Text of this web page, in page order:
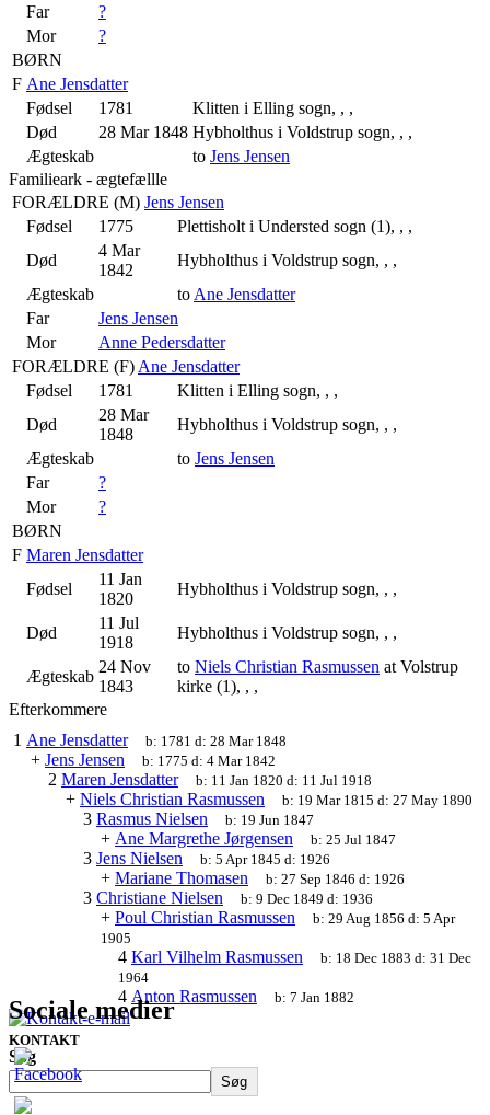
Far
?
Mor
?
BØRN
F Ane Jensdatter
Fødsel
1781
Klitten i Elling sogn, , ,
Død
28 Mar 1848 Hybholthus i Voldstrup sogn, , ,
Ægteskab
to Jens Jensen
Familieark - ægtefællle
FORÆLDRE (M) Jens Jensen
Fødsel
1775
Plettisholt i Understed sogn (1), , ,
Død
4 Mar
1842
Hybholthus i Voldstrup sogn, , ,
Ægteskab
to Ane Jensdatter
Far
Jens Jensen
Mor
Anne Pedersdatter
FORÆLDRE (F) Ane Jensdatter
Fødsel
1781
Klitten i Elling sogn, , ,
Død
28 Mar
1848
Hybholthus i Voldstrup sogn, , ,
Ægteskab
to Jens Jensen
Far
?
Mor
?
BØRN
F Maren Jensdatter
Fødsel
11 Jan
1820
Hybholthus i Voldstrup sogn, , ,
Død
11 Jul
1918
Hybholthus i Voldstrup sogn, , ,
Ægteskab
24 Nov
1843
to Niels Christian Rasmussen at Volstrup
kirke (1), , ,
Efterkommere
1 Ane Jensdatter b: 1781 d:28 Mar 1848
+ Jens Jensen b: 1775 d:4 Mar 1842
2 Maren Jensdatter b: 11 Jan 1820 d: 11 Jul 1918
+ Niels Christian Rasmussen b: 19 Mar 1815 d:27 May 1890
3 Rasmus Nielsen b: 19 Jun 1847
+ Ane Margrethe Jørgensen b:25 Jul 1847
3 Jens Nielsen b:5 Apr 1845 d: 1926
+ Mariane Thomasen b:27 Sep 1846 d: 1926
3 Christiane Nielsen b:9 Dec 1849 d: 1936
+ Poul Christian Rasmussen b:29 Aug 1856 d:5 Apr
1905
4 Karl Vilhelm Rasmussen b: 18 Dec 1883 d:31 Dec
1964
4 Anton Rasmussen b:7 Jan 1882
KONTAKT
Sociale medier
Søg
Søg